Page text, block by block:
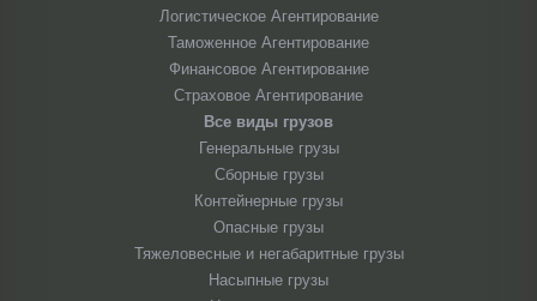
Логистическое Агентирование
Таможенное Агентирование
Финансовое Агентирование
Страховое Агентирование
Все виды грузов
Генеральные грузы
Сборные грузы
Контейнерные грузы
Опасные грузы
Тяжеловесные и негабаритные грузы
Насыпные грузы